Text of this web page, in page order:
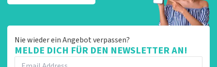
Nie wieder ein Angebot verpassen?
MELDE DICH FÜR DEN NEWSLETTER AN!